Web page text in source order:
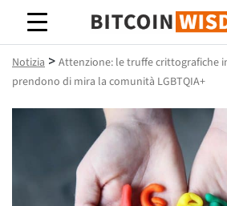
Saggezza
Notizia > Attenzione: le truffe crittografiche
prendono di mira la comunità LGBTQIA+